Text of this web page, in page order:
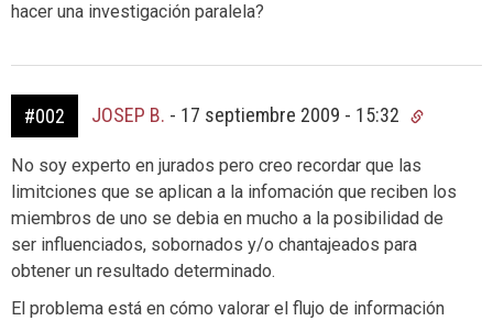
hacer una investigación paralela?
#002 JOSEP B. - 17 septiembre 2009 - 15:32
No soy experto en jurados pero creo recordar que las
limitciones que se aplican a la infomación que reciben los
miembros de uno se debia en mucho a la posibilidad de
ser influenciados, sobornados y/o chantajeados para
obtener un resultado determinado.
El problema está en cómo valorar el flujo de información